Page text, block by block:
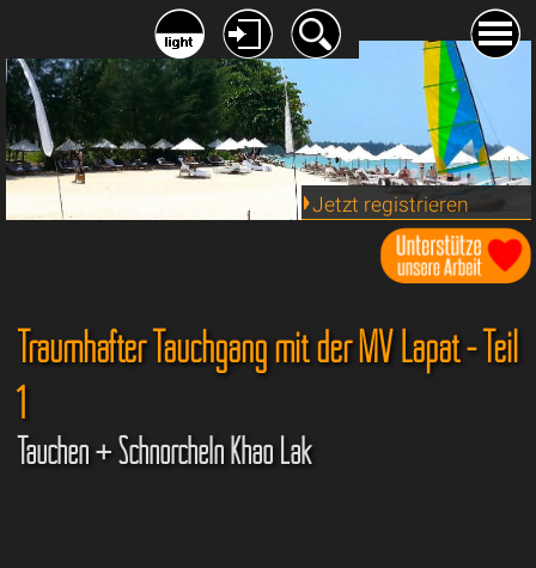
Jetzt registrieren
Traumhafter Tauchgang mit der MV Lapat - Teil
1
Tauchen + Schnorcheln Khao Lak